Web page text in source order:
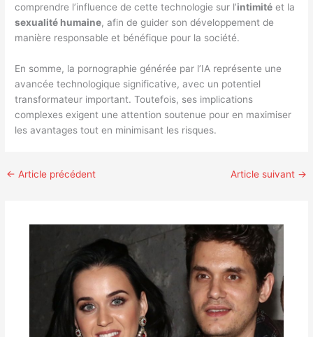
comprendre l’influence de cette technologie sur l’intimité et la
sexualité humaine, afin de guider son développement de
manière responsable et bénéfique pour la société.
En somme, la pornographie générée par l’IA représente une
avancée technologique significative, avec un potentiel
transformateur important. Toutefois, ses implications
complexes exigent une attention soutenue pour en maximiser
les avantages tout en minimisant les risques.
← Article précédent Article suivant →